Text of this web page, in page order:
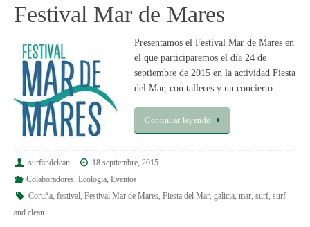
Festival Mar de Mares
Presentamos el Festival Mar de Mares en
el que participaremos el día 24 de
septiembre de 2015 en la actividad Fiesta
del Mar, con talleres y un concierto.
Continuar leyendo
surfandclean
18 septiembre, 2015
Colaboradores, Ecología, Eventos
Coruña, festival, Festival Mar de Mares, Fiesta del Mar, galicia, mar, surf, surf
and clean